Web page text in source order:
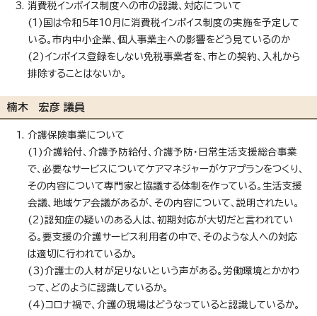
消費税インボイス制度への市の認識、対応について
(1)国は令和5年10月に消費税インボイス制度の実施を予定して
いる。市内中小企業、個人事業主への影響をどう見ているのか
(2)インボイス登録をしない免税事業者を、市との契約、入札から
排除することはないか。
楠木 宏彦 議員
介護保険事業について
(1)介護給付、介護予防給付、介護予防・日常生活支援総合事業
で、必要なサービスについてケアマネジャーがケアプランをつくり、
その内容について専門家と協議する体制を作っている。生活支援
会議、地域ケア会議があるが、その内容について、説明されたい。
(2)認知症の疑いのある人は、初期対応が大切だと言われてい
る。要支援の介護サービス利用者の中で、そのような人への対応
は適切に行われているか。
(3)介護士の人材が足りないという声がある。労働環境とかかわ
って、どのように認識しているか。
(4)コロナ禍で、介護の現場はどうなっていると認識しているか。